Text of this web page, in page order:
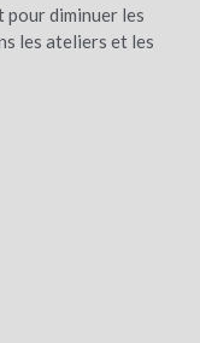
diminuer les
les ateliers et les